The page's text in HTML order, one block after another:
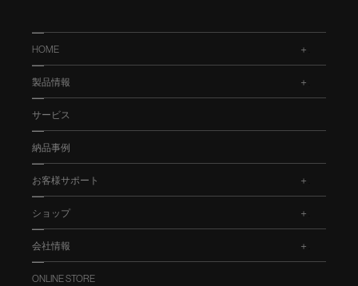
HOME
製品情報
サービス
納品事例
お客様サポート
ショップ
会社情報
ONLINE STORE